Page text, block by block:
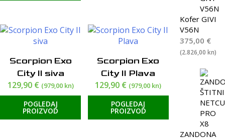
Scorpion Exo
City II siva
129,90 € (979,00 kn)
POGLEDAJ
PROIZVOD
Scorpion Exo
City II Plava
129,90 € (979,00 kn)
POGLEDAJ
PROIZVOD
Kofer GIVI
V56N
375,00 €
(2.826,00 kn)
ZANDONA